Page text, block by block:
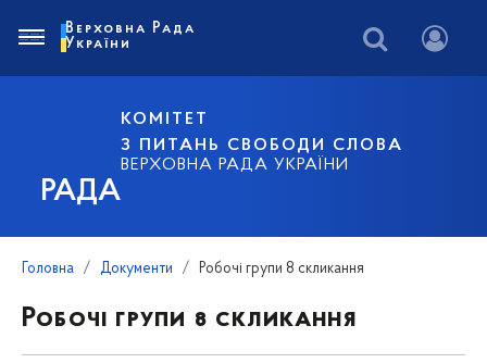
РАДА
КОМІТЕТ
З ПИТАНЬ СВОБОДИ СЛОВА
ВЕРХОВНА РАДА УКРАЇНИ
Верховна Рада
України
Головна Документи Робочі групи 8 скликання
Робочі групи 8 скликання